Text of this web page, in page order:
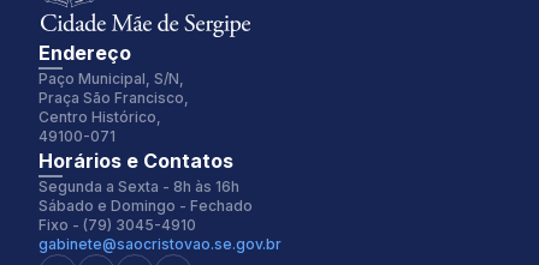
Inter
Espaçamento Fonte:
Endereço
Paço Municipal, S/N,
Praça São Francisco,
Centro Histórico,
49100-071
Horários e Contatos
Segunda a Sexta - 8h às 16h
Sábado e Domingo - Fechado
Fixo - (79) 3045-4910
gabinete@saocristovao.se.gov.br